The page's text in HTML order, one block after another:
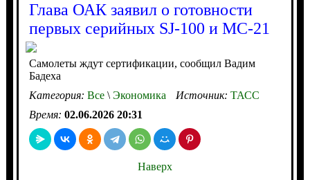
Глава ОАК заявил о готовности
первых серийных SJ-100 и МС-21
Самолеты ждут сертификации, сообщил Вадим
Бадеха
Категория: Все\Экономика Источник: ТАСС
Время: 02.06.2026 20:31
Наверх